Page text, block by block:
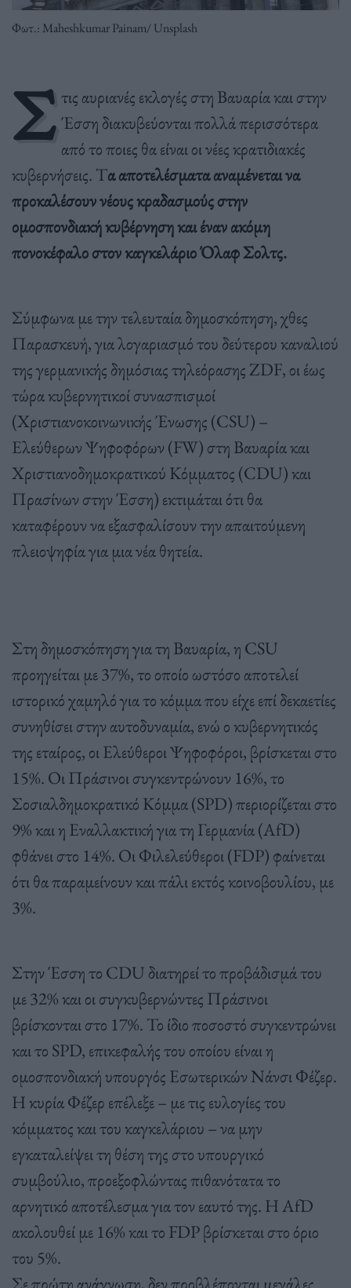
Φωτ.: Maheshkumar Painam/ Unsplash
Σ τις αυριανές εκλογές στη Βαυαρία και στην
Έσση διακυβεύονται πολλά περισσότερα
από το ποιες θα είναι οι νέες κρατιδιακές
κυβερνήσεις. Τα αποτελέσματα αναμένεται να
προκαλέσουν νέους κραδασμούς στην
ομοσπονδιακή κυβέρνηση και έναν ακόμη
πονοκέφαλο στον καγκελάριο Όλαφ Σολτς.
Σύμφωνα με την τελευταία δημοσκόπηση, χθες
Παρασκευή, για λογαριασμό του δεύτερου καναλιού
της γερμανικής δημόσιας τηλεόρασης ZDF, οι έως
τώρα κυβερνητικοί συνασπισμοί
(Χριστιανοκοινωνικής Ένωσης (CSU) –
Ελεύθερων Ψηφοφόρων (FW) στη Βαυαρία και
Χριστιανοδημοκρατικού Κόμματος (CDU) και
Πρασίνων στην Έσση) εκτιμάται ότι θα
καταφέρουν να εξασφαλίσουν την απαιτούμενη
πλειοψηφία για μια νέα θητεία.
Στη δημοσκόπηση για τη Βαυαρία, η CSU
προηγείται με 37%, το οποίο ωστόσο αποτελεί
ιστορικό χαμηλό για το κόμμα που είχε επί δεκαετίες
συνηθίσει στην αυτοδυναμία, ενώ ο κυβερνητικός
της εταίρος, οι Ελεύθεροι Ψηφοφόροι, βρίσκεται στο
15%. Οι Πράσινοι συγκεντρώνουν 16%, το
Σοσιαλδημοκρατικό Κόμμα (SPD) περιορίζεται στο
9% και η Εναλλακτική για τη Γερμανία (AfD)
φθάνει στο 14%. Οι Φιλελεύθεροι (FDP) φαίνεται
ότι θα παραμείνουν και πάλι εκτός κοινοβουλίου, με
3%.
Στην Έσση το CDU διατηρεί το προβάδισμά του
με 32% και οι συγκυβερνώντες Πράσινοι
βρίσκονται στο 17%. Το ίδιο ποσοστό συγκεντρώνει
και το SPD, επικεφαλής του οποίου είναι η
ομοσπονδιακή υπουργός Εσωτερικών Νάνσι Φέζερ.
Η κυρία Φέζερ επέλεξε – με τις ευλογίες του
κόμματος και του καγκελάριου – να μην
εγκαταλείψει τη θέση της στο υπουργικό
συμβούλιο, προεξοφλώντας πιθανότατα το
αρνητικό αποτέλεσμα για τον εαυτό της. Η AfD
ακολουθεί με 16% και το FDP βρίσκεται στο όριο
του 5%.